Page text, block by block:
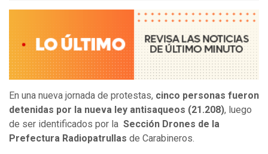
En una nueva jornada de protestas, cinco personas fueron
detenidas por la nueva ley antisaqueos (21.208), luego
de ser identificados por la Sección Drones de la
Prefectura Radiopatrullas de Carabineros.